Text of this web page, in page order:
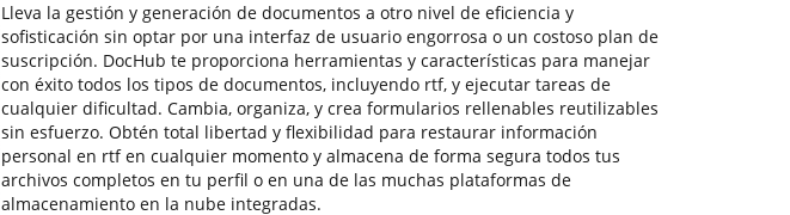
Lleva la gestión y generación de documentos a otro nivel de eficiencia y
sofisticación sin optar por una interfaz de usuario engorrosa o un costoso plan de
suscripción. DocHub te proporciona herramientas y características para manejar
con éxito todos los tipos de documentos, incluyendo rtf, y ejecutar tareas de
cualquier dificultad. Cambia, organiza, y crea formularios rellenables reutilizables
sin esfuerzo. Obtén total libertad y flexibilidad para restaurar información
personal en rtf en cualquier momento y almacena de forma segura todos tus
archivos completos en tu perfil o en una de las muchas plataformas de
almacenamiento en la nube integradas.